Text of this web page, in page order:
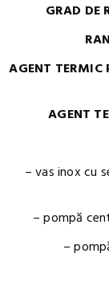
GRAD DE
AGENT TERMIC
AGENT
– vas inox cu
– pompă
–